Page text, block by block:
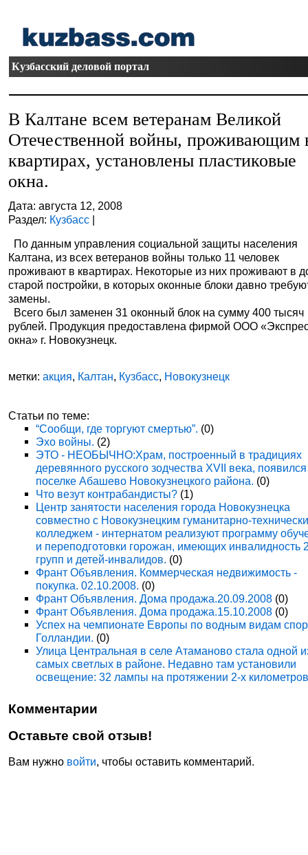
Кузбасский деловой портал
В Калтане всем ветеранам Великой
Отечественной войны, проживающим
квартирах, установлены пластиковые
окна.
Дата: августа 12, 2008
Раздел: Кузбасс |
По данным управления социальной защиты населения
Калтана, из всех ветеранов войны только 11 человек
проживают в квартирах. Некоторые из них проживают в
старой постройки, в которых оконные блоки давно
замены.
Всего был заменен 31 оконный блок на сумму 400 тысяч
рублей. Продукция предоставлена фирмой ООО
окна» г. Новокузнецк.
метки:акция, Калтан, Кузбасс, Новокузнецк
Статьи по теме:
“Сообщи, где торгуют смертью”. (0)
Эхо войны. (2)
ЭТО - НЕОБЫЧНО:Храм, построенный в традициях
деревянного русского зодчества XVII века,
поселке Абашево Новокузнецкого района. (0)
Что везут контрабандисты? (1)
Центр занятости населения города Новокузнецка
совместно с Новокузнецким гуманитарно-
колледжем - интернатом реализуют программу
и переподготовки горожан, имеющих инвалидность
групп и детей-инвалидов. (0)
Франт Объявления. Коммерческая недвижимость -
покупка. 02.10.2008. (0)
Франт Объявления. Дома продажа.20.09.2008 (0)
Франт Объявления. Дома продажа.15.10.2008 (0)
Успех на чемпионате Европы по водным видам
Голландии. (0)
Улица Центральная в селе Атаманово стала одной
самых светлых в районе. Недавно там установили
освещение: 32 лампы на протяжении 2-х
Комментарии
Оставьте свой отзыв!
Вам нужно войти, чтобы оставить комментарий.